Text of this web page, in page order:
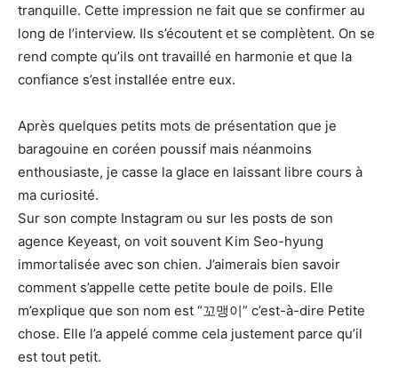
tranquille. Cette impression ne fait que se confirmer au
long de l’interview. Ils s’écoutent et se complètent. On se
rend compte qu’ils ont travaillé en harmonie et que la
confiance s’est installée entre eux.
Après quelques petits mots de présentation que je
baragouine en coréen poussif mais néanmoins
enthousiaste, je casse la glace en laissant libre cours à
ma curiosité.
Sur son compte Instagram ou sur les posts de son
agence Keyeast, on voit souvent Kim Seo-hyung
immortalisée avec son chien. J’aimerais bien savoir
comment s’appelle cette petite boule de poils. Elle
m’explique que son nom est “꼬맹이” c’est-à-dire Petite
chose. Elle l’a appelé comme cela justement parce qu’il
est tout petit.